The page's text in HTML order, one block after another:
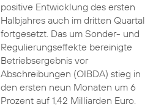
positive Entwicklung des ersten
Halbjahres auch im dritten Quartal
fortgesetzt. Das um Sonder- und
Regulierungseffekte bereinigte
Betriebsergebnis vor
Abschreibungen (OIBDA) stieg in
den ersten neun Monaten um 6
Prozent auf 1,42 Milliarden Euro.